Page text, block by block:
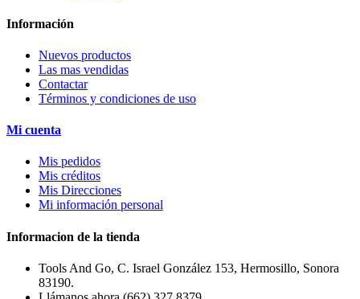
Información
Nuevos productos
Las mas vendidas
Contactar
Términos y condiciones de uso
Mi cuenta
Mis pedidos
Mis créditos
Mis Direcciones
Mi información personal
Informacion de la tienda
Tools And Go, C. Israel González 153, Hermosillo, Sonora
83190.